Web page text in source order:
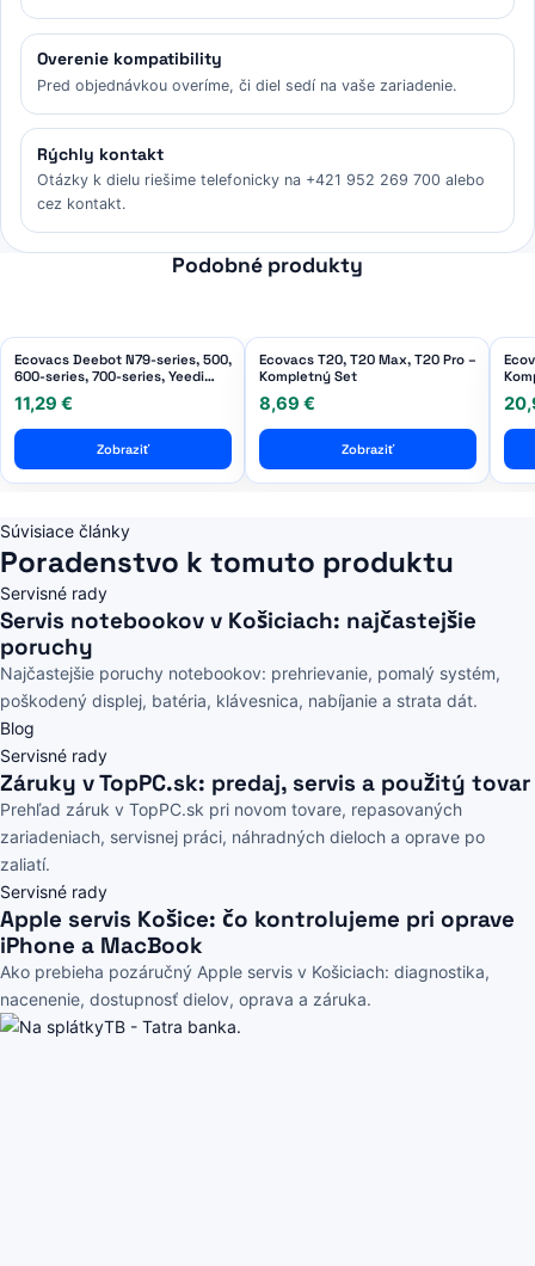
Overenie kompatibility
Pred objednávkou overíme, či diel sedí na vaše zariadenie.
Rýchly kontakt
Otázky k dielu riešime telefonicky na +421 952 269 700 alebo
cez kontakt.
Podobné produkty
Ecovacs Deebot N79-series, 500,
600-series, 700-series, Yeedi
Príslušenstva (s Hlavným
Prachovým Filtrom)
11,29 €
Zobraziť
Ecovacs T20, T20 Max, T20 Pro –
Kompletný Set
8,69 €
Zobraziť
Súvisiace články
Poradenstvo k tomuto produktu
Servisné rady
Servis notebookov v Košiciach: najčastejšie
poruchy
Najčastejšie poruchy notebookov: prehrievanie, pomalý systém,
poškodený displej, batéria, klávesnica, nabíjanie a strata dát.
Blog
Servisné rady
Záruky v TopPC.sk: predaj, servis a použitý tovar
Prehľad záruk v TopPC.sk pri novom tovare, repasovaných
zariadeniach, servisnej práci, náhradných dieloch a oprave po
zaliatí.
Servisné rady
Apple servis Košice: čo kontrolujeme pri oprave
iPhone a MacBook
Ako prebieha pozáručný Apple servis v Košiciach: diagnostika,
nacenenie, dostupnosť dielov, oprava a záruka.